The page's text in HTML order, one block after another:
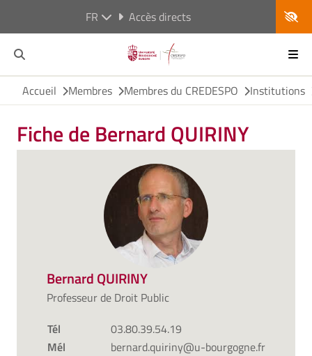
FR Accès directs
Accueil Membres Membres du CREDESPO Institutions
Fiche de Bernard QUIRINY
Bernard QUIRINY
Professeur de Droit Public
Tél
03.80.39.54.19
Mél
bernard.quiriny@u-bourgogne.fr